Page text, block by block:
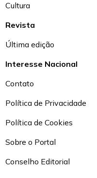
Cultura
Revista
Última edição
Interesse Nacional
Contato
Política de Privacidade
Política de Cookies
Sobre o Portal
Conselho Editorial